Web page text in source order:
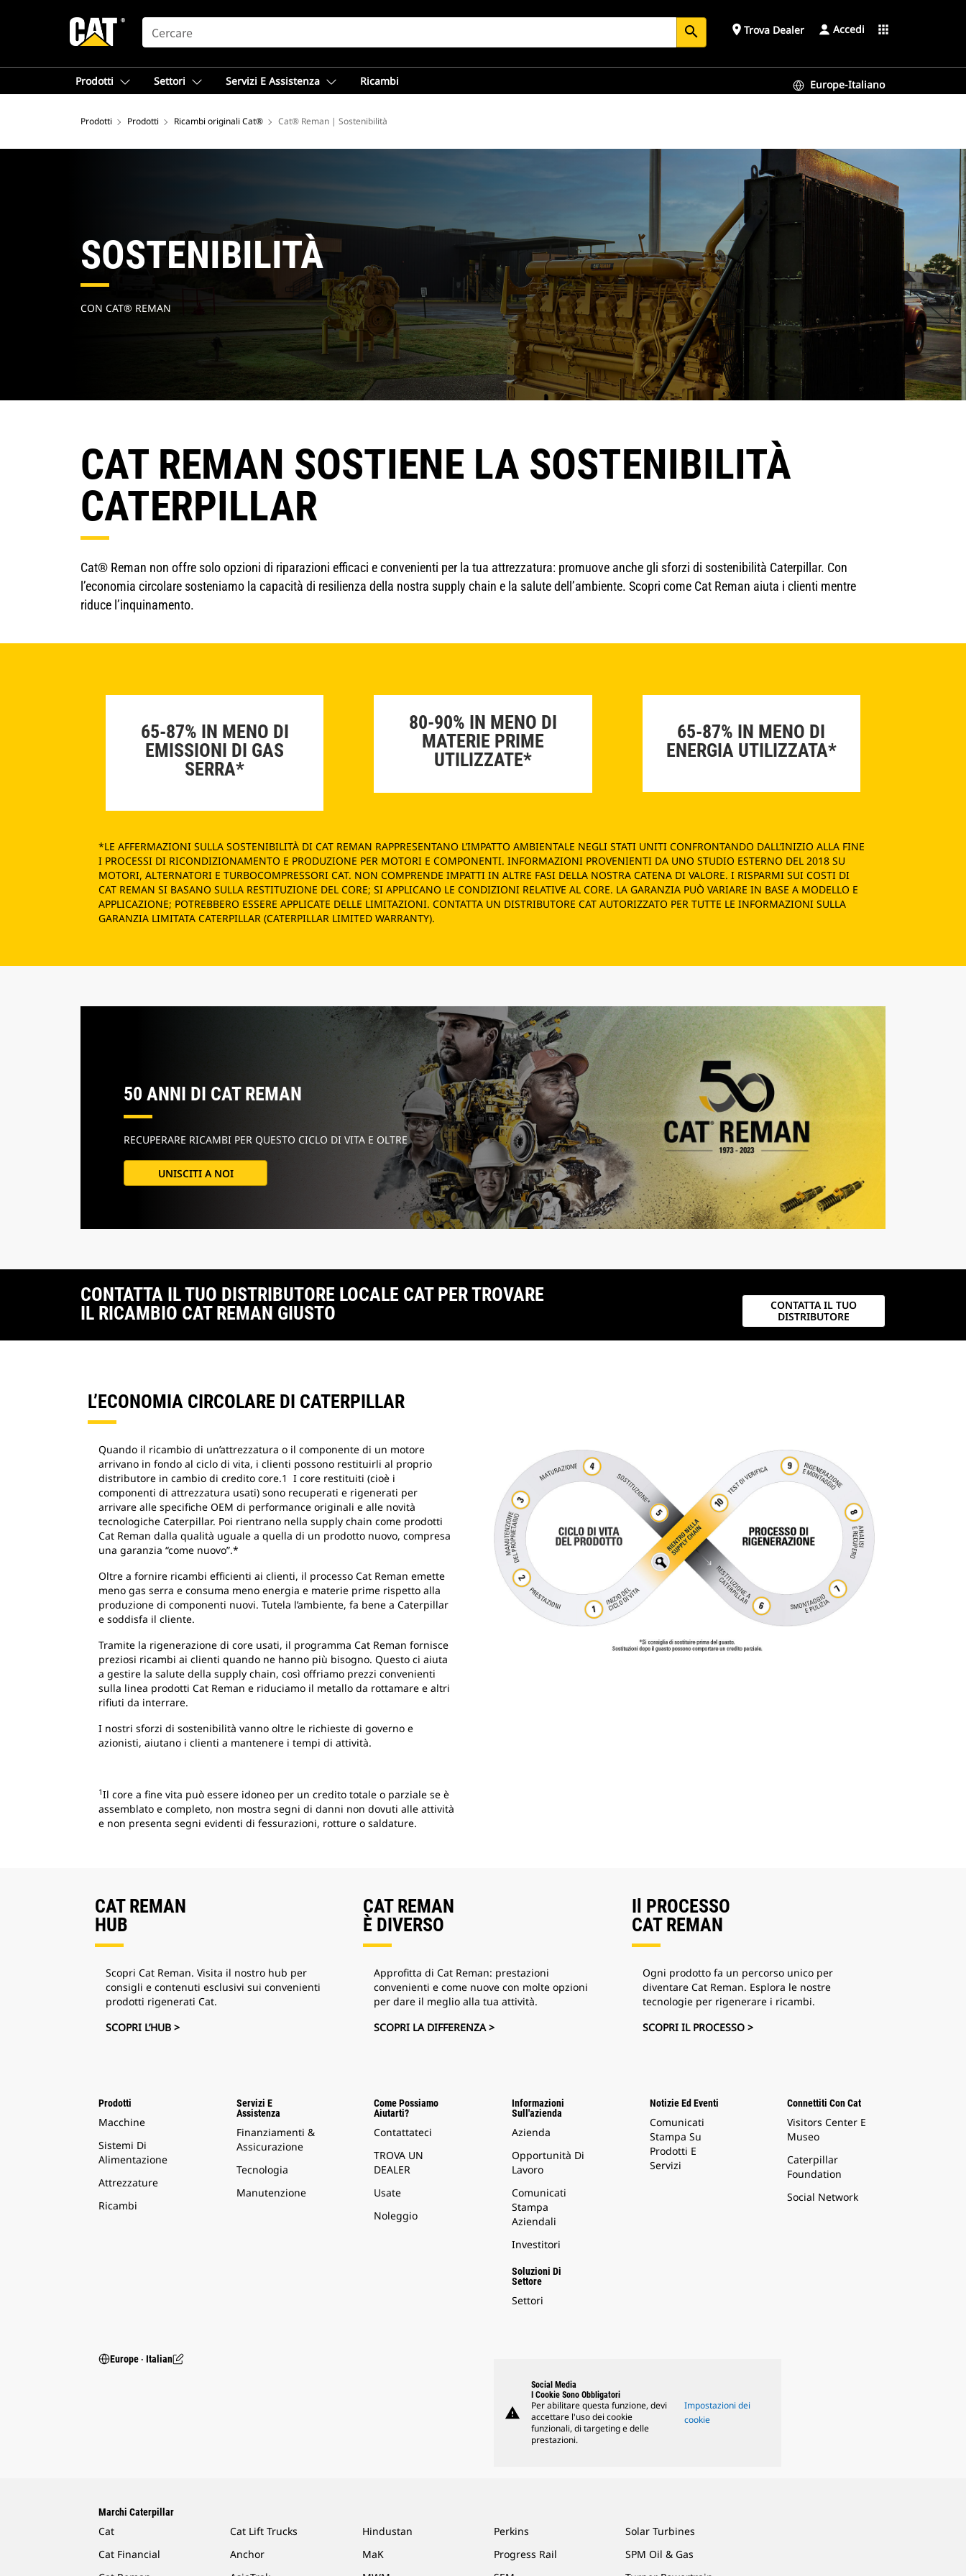
SEARCH search place Trova Dealer Accedi apps
Prodotti Settori Servizi E Assistenza Ricambi Europe-Italiano
Prodotti Prodotti Ricambi originali Cat® Cat® Reman | Sostenibilità
SOSTENIBILITÀ
CON CAT® REMAN
CAT REMAN SOSTIENE LA SOSTENIBILITÀ
CATERPILLAR
Cat® Reman non offre solo opzioni di riparazioni efficaci e convenienti per la tua attrezzatura: promuove anche gli sforzi di sostenibilità Caterpillar. Con
l’economia circolare sosteniamo la capacità di resilienza della nostra supply chain e la salute dell’ambiente. Scopri come Cat Reman aiuta i clienti mentre
riduce l’inquinamento.
65-87% IN MENO DI
EMISSIONI DI GAS
SERRA*
80-90% IN MENO DI
MATERIE PRIME
UTILIZZATE*
65-87% IN MENO DI
ENERGIA UTILIZZATA*
*LE AFFERMAZIONI SULLA SOSTENIBILITÀ DI CAT REMAN RAPPRESENTANO L’IMPATTO AMBIENTALE NEGLI STATI UNITI CONFRONTANDO DALL’INIZIO ALLA FINE
I PROCESSI DI RICONDIZIONAMENTO E PRODUZIONE PER MOTORI E COMPONENTI. INFORMAZIONI PROVENIENTI DA UNO STUDIO ESTERNO DEL 2018 SU
MOTORI, ALTERNATORI E TURBOCOMPRESSORI CAT. NON COMPRENDE IMPATTI IN ALTRE FASI DELLA NOSTRA CATENA DI VALORE. I RISPARMI SUI COSTI DI
CAT REMAN SI BASANO SULLA RESTITUZIONE DEL CORE; SI APPLICANO LE CONDIZIONI RELATIVE AL CORE. LA GARANZIA PUÒ VARIARE IN BASE A MODELLO E
APPLICAZIONE; POTREBBERO ESSERE APPLICATE DELLE LIMITAZIONI. CONTATTA UN DISTRIBUTORE CAT AUTORIZZATO PER TUTTE LE INFORMAZIONI SULLA
GARANZIA LIMITATA CATERPILLAR (CATERPILLAR LIMITED WARRANTY).
50 ANNI DI CAT REMAN
RECUPERARE RICAMBI PER QUESTO CICLO DI VITA E OLTRE
UNISCITI A NOI
CONTATTA IL TUO DISTRIBUTORE LOCALE CAT PER TROVARE
IL RICAMBIO CAT REMAN GIUSTO
CONTATTA IL TUO
DISTRIBUTORE
L’ECONOMIA CIRCOLARE DI CATERPILLAR
Quando il ricambio di un’attrezzatura o il componente di un motore
arrivano in fondo al ciclo di vita, i clienti possono restituirli al proprio
distributore in cambio di credito core.1 I core restituiti (cioè i
componenti di attrezzatura usati) sono recuperati e rigenerati per
arrivare alle specifiche OEM di performance originali e alle novità
tecnologiche Caterpillar. Poi rientrano nella supply chain come prodotti
Cat Reman dalla qualità uguale a quella di un prodotto nuovo, compresa
una garanzia “come nuovo”.*
Oltre a fornire ricambi efficienti ai clienti, il processo Cat Reman emette
meno gas serra e consuma meno energia e materie prime rispetto alla
produzione di componenti nuovi. Tutela l’ambiente, fa bene a Caterpillar
e soddisfa il cliente.
Tramite la rigenerazione di core usati, il programma Cat Reman fornisce
preziosi ricambi ai clienti quando ne hanno più bisogno. Questo ci aiuta
a gestire la salute della supply chain, così offriamo prezzi convenienti
sulla linea prodotti Cat Reman e riduciamo il metallo da rottamare e altri
rifiuti da interrare.
I nostri sforzi di sostenibilità vanno oltre le richieste di governo e
azionisti, aiutano i clienti a mantenere i tempi di attività.
1Il core a fine vita può essere idoneo per un credito totale o parziale se è
assemblato e completo, non mostra segni di danni non dovuti alle attività
e non presenta segni evidenti di fessurazioni, rotture o saldature.
CAT REMAN
HUB
Scopri Cat Reman. Visita il nostro hub per
consigli e contenuti esclusivi sui convenienti
prodotti rigenerati Cat.
SCOPRI L’HUB >
CAT REMAN
È DIVERSO
Approfitta di Cat Reman: prestazioni
convenienti e come nuove con molte opzioni
per dare il meglio alla tua attività.
SCOPRI LA DIFFERENZA >
Il PROCESSO
CAT REMAN
Ogni prodotto fa un percorso unico per
diventare Cat Reman. Esplora le nostre
tecnologie per rigenerare i ricambi.
SCOPRI IL PROCESSO >
Prodotti
Macchine
Sistemi Di
Alimentazione
Attrezzature
Ricambi
Servizi E
Assistenza
Finanziamenti &
Assicurazione
Tecnologia
Manutenzione
Come Possiamo
Aiutarti?
Contattateci
TROVA UN
DEALER
Usate
Noleggio
Informazioni
Sull'azienda
Azienda
Opportunità Di
Lavoro
Comunicati
Stampa
Aziendali
Investitori
Soluzioni Di
Settore
Settori
Notizie Ed Eventi
Comunicati
Stampa Su
Prodotti E
Servizi
Connettiti Con Cat
Visitors Center E
Museo
Caterpillar
Foundation
Social Network
Europe ‧ Italian
warning
Social Media
I Cookie Sono Obbligatori
Per abilitare questa funzione, devi
accettare l'uso dei cookie
funzionali, di targeting e delle
prestazioni.
Impostazioni dei
cookie
Marchi Caterpillar
Cat
Cat Financial
Cat Lift Trucks
Anchor
Hindustan
MaK
Perkins
Progress Rail
Solar Turbines
SPM Oil & Gas